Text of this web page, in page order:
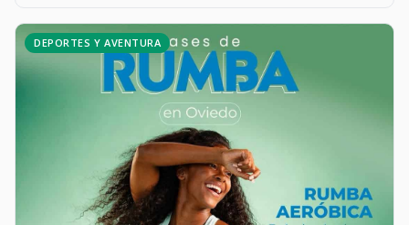
DEPORTES Y AVENTURA